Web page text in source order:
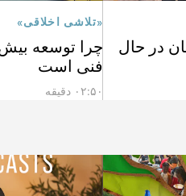
در حال
«تلاشی اخلاقی»
چرا توسعه
فنی است
۰۲:۵۰ دقیقه